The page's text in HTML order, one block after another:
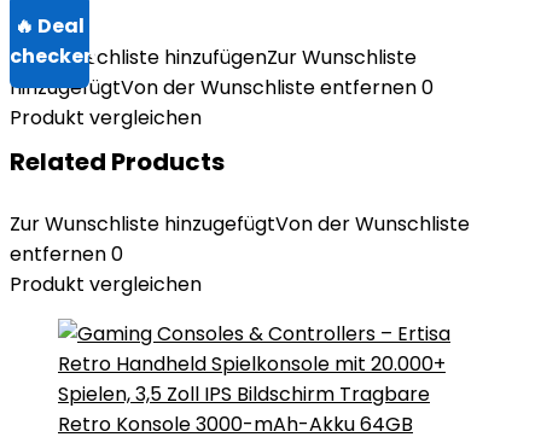
Zur Wunschliste hinzufügenZur Wunschliste
hinzugefügtVon der Wunschliste entfernen0
Produkt vergleichen
Related Products
Zur Wunschliste hinzugefügtVon der Wunschliste
entfernen0
Produkt vergleichen